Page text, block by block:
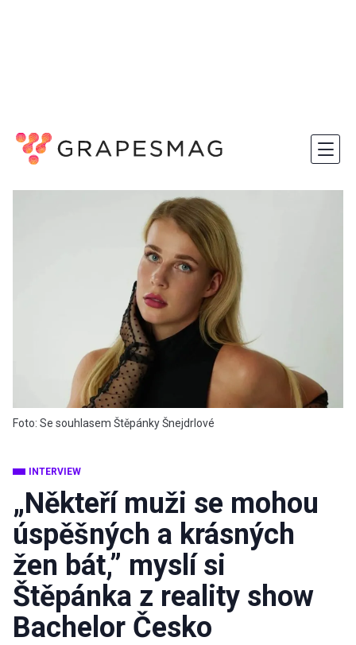
Foto: Se souhlasem Štěpánky Šnejdrlové
INTERVIEW
„Někteří muži se mohou
úspěšných a krásných
žen bát,” myslí si
Štěpánka z reality show
Bachelor Česko